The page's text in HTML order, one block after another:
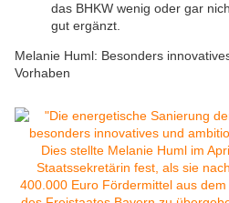
das BHKW wenig oder gar
gut ergänzt.
Melanie Huml: Besonders
Vorhaben